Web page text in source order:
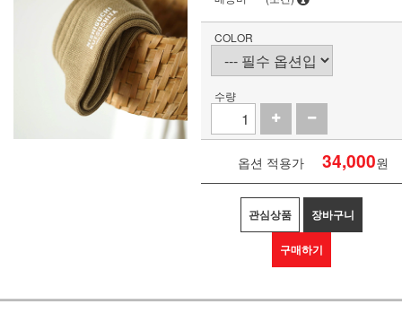
COLOR
수량
옵션 적용가 34,000원
관심상품 장바구니
구매하기